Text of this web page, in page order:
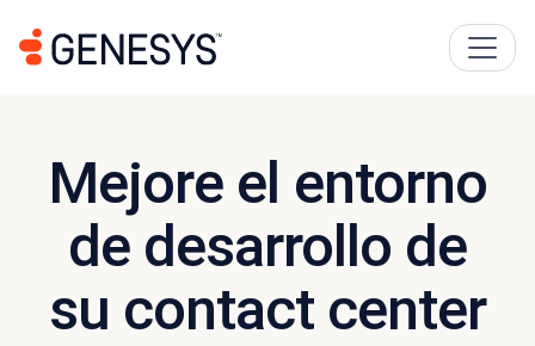
Mejore el entorno
de desarrollo de
su contact center